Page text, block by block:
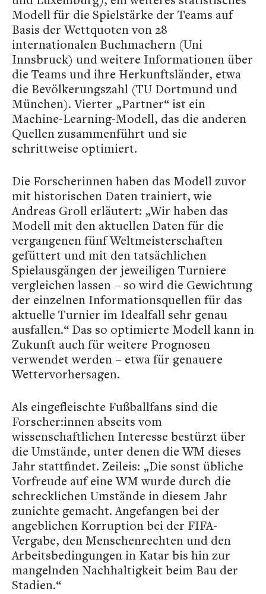
Modell für die Spielstärke der Teams auf
Basis der Wettquoten von 28
internationalen Buchmachern (Uni
Innsbruck) und weitere Informationen über
die Teams und ihre Herkunftsländer, etwa
die Bevölkerungszahl (TU Dortmund und
München). Vierter „Partner“ ist ein
Machine-Learning-Modell, das die anderen
Quellen zusammenführt und sie
schrittweise optimiert.
Die Forscherinnen haben das Modell zuvor
mit historischen Daten trainiert, wie
Andreas Groll erläutert: „Wir haben das
Modell mit den aktuellen Daten für die
vergangenen fünf Weltmeisterschaften
gefüttert und mit den tatsächlichen
Spielausgängen der jeweiligen Turniere
vergleichen lassen – so wird die Gewichtung
der einzelnen Informationsquellen für das
aktuelle Turnier im Idealfall sehr genau
ausfallen.“ Das so optimierte Modell kann in
Zukunft auch für weitere Prognosen
verwendet werden – etwa für genauere
Wettervorhersagen.
Als eingefleischte Fußballfans sind die
Forscher:innen abseits vom
wissenschaftlichen Interesse bestürzt über
die Umstände, unter denen die WM dieses
Jahr stattfindet. Zeileis: „Die sonst übliche
Vorfreude auf eine WM wurde durch die
schrecklichen Umstände in diesem Jahr
zunichte gemacht. Angefangen bei der
angeblichen Korruption bei der FIFA-
Vergabe, den Menschenrechten und den
Arbeitsbedingungen in Katar bis hin zur
mangelnden Nachhaltigkeit beim Bau der
Stadien.“